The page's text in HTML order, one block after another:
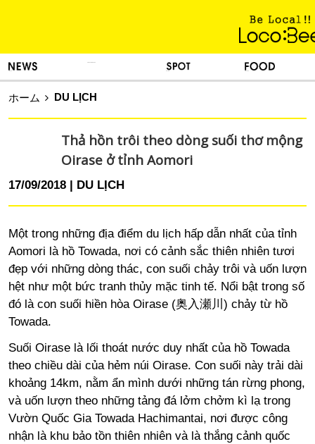
ホーム DU LỊCH
Thả hồn trôi theo dòng suối thơ mộng
Oirase ở tỉnh Aomori
17/09/2018 DU LỊCH
Một trong những địa điểm du lịch hấp dẫn nhất của tỉnh
Aomori là hồ Towada, nơi có cảnh sắc thiên nhiên tươi
đẹp với những dòng thác, con suối chảy trôi và uốn lượn
hệt như một bức tranh thủy mặc tinh tế. Nổi bật trong số
đó là con suối hiền hòa Oirase (奥入瀬川) chảy từ hồ
Towada.
Suối Oirase là lối thoát nước duy nhất của hồ Towada
theo chiều dài của hẻm núi Oirase. Con suối này trải dài
khoảng 14km, nằm ẩn mình dưới những tán rừng phong,
và uốn lượn theo những tảng đá lởm chởm kì lạ trong
Vườn Quốc Gia Towada Hachimantai, nơi được công
nhận là khu bảo tồn thiên nhiên và là thắng cảnh quốc